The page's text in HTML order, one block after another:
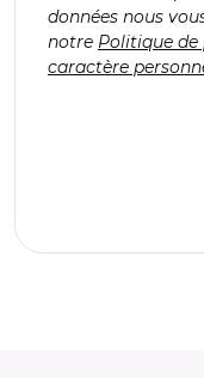
données nous
notre Politique de
caractère